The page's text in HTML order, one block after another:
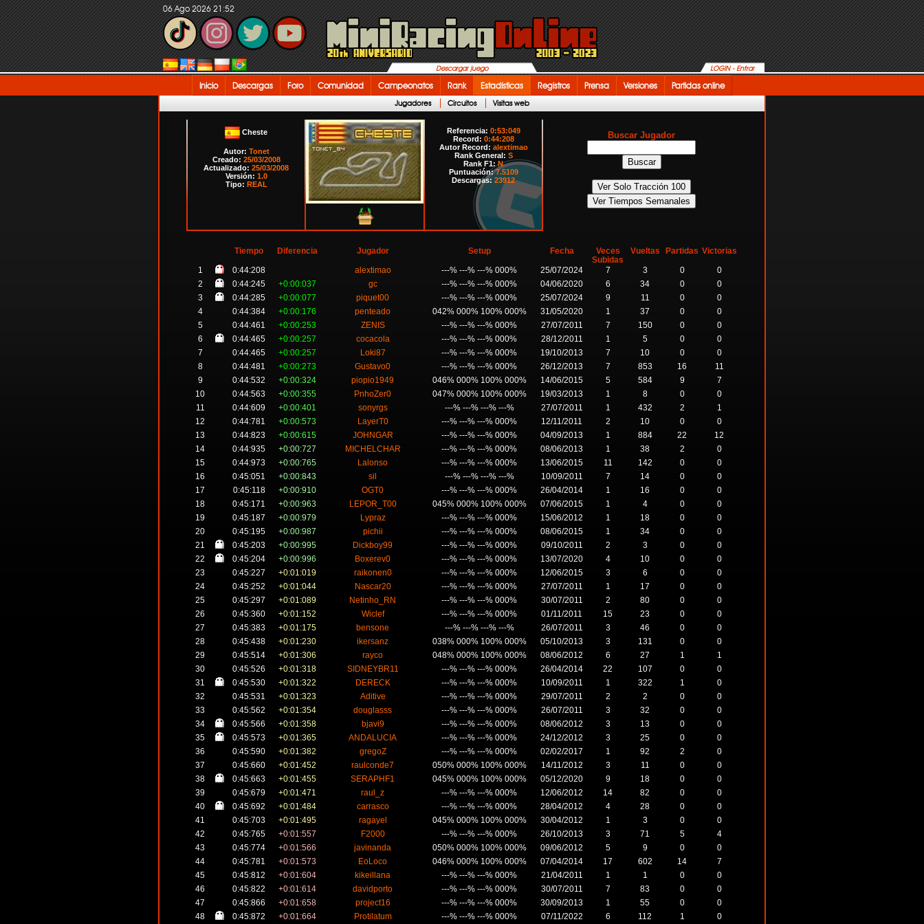
06 Ago 2026 21:52
Descargar juego LOGIN - Entrar
Inicio Descargas Foro Comunidad Campeonatos Rank Estadísticas Registros Prensa Versiones Partidas online
Jugadores Circuitos Visitas web
Buscar Jugador
Cheste
Autor: Tonet
Creado: 25/03/2008
Actualizado: 25/03/2008
Versión: 1.0
Tipo: REAL
Referencia: 0:53:049
Record: 0:44:208
Autor Record: alextimao
Rank General: S
Rank F1:N
Puntuación:7.5109
Descargas: 23912
Tiempo Diferencia Jugador Setup Fecha
Veces
Subidas
Vueltas Partidas Victorias
1 0:44:208 alextimao ---% ---% ---% 000% 25/07/2024 7 3 0
0
2
0:44:245 +0:00:037 gc ---% ---% ---% 000% 04/06/2020 6 34 0
0
3
0:44:285 +0:00:077 piquet00 ---% ---% ---% 000% 25/07/2024 9 11 0
0
4
0:44:384 +0:00:176 penteado 042% 000% 100% 000% 31/05/2020 1 37 0
0
5
0:44:461 +0:00:253 ZENIS ---% ---% ---% 000% 27/07/2011 7 150 0
0
6
0:44:465 +0:00:257 cocacola ---% ---% ---% 000% 28/12/2011 1 5 0
0
7
0:44:465 +0:00:257 Loki87 ---% ---% ---% 000% 19/10/2013 7 10 0
0
8
0:44:481 +0:00:273 Gustavo0 ---% ---% ---% 000% 26/12/2013 7 853 16
11
9
0:44:532 +0:00:324 piopio1949 046% 000% 100% 000% 14/06/2015 5 584 9
7
10
0:44:563 +0:00:355 PnhoZer0 047% 000% 100% 000% 19/03/2013 1 8 0
0
11
0:44:609 +0:00:401 sonyrgs ---% ---% ---% ---% 27/07/2011 1 432 2
1
12
0:44:781 +0:00:573 LayerT0 ---% ---% ---% 000% 12/11/2011 2 10 0
0
13
0:44:823 +0:00:615 JOHNGAR ---% ---% ---% 000% 04/09/2013 1 884 22
12
14
0:44:935 +0:00:727 MICHELCHAR ---% ---% ---% 000% 08/06/2013 1 38 2
0
15
0:44:973 +0:00:765 Lalonso ---% ---% ---% 000% 13/06/2015 11 142 0
0
16
0:45:051 +0:00:843 sil ---% ---% ---% ---% 10/09/2011 7 14 0
0
17
0:45:118 +0:00:910 OGT0 ---% ---% ---% 000% 26/04/2014 1 16 0
0
18
0:45:171 +0:00:963 LEPOR_T00 045% 000% 100% 000% 07/06/2015 1 4 0
0
19
0:45:187 +0:00:979 Lypraz ---% ---% ---% 000% 15/06/2012 1 18 0
0
20
0:45:195 +0:00:987 pichii ---% ---% ---% 000% 08/06/2015 1 34 0
0
21
0:45:203 +0:00:995 Dickboy99 ---% ---% ---% 000% 09/10/2011 2 3 0
0
22
0:45:204 +0:00:996 Boxerev0 ---% ---% ---% 000% 13/07/2020 4 10 0
0
23
0:45:227 +0:01:019 raikonen0 ---% ---% ---% 000% 12/06/2015 3 6 0
0
24
0:45:252 +0:01:044 Nascar20 ---% ---% ---% 000% 27/07/2011 1 17 0
0
25
0:45:297 +0:01:089 Netinho_RN ---% ---% ---% 000% 30/07/2011 2 80 0
0
26
0:45:360 +0:01:152 Wiclef ---% ---% ---% 000% 01/11/2011 15 23 0
0
27
0:45:383 +0:01:175 bensone ---% ---% ---% ---% 26/07/2011 3 46 0
0
28
0:45:438 +0:01:230 ikersanz 038% 000% 100% 000% 05/10/2013 3 131 0
0
29
0:45:514 +0:01:306 rayco 048% 000% 100% 000% 08/06/2012 6 27 1
1
30
0:45:526 +0:01:318 SIDNEYBR11 ---% ---% ---% 000% 26/04/2014 22 107 0
0
31
0:45:530 +0:01:322 DERECK ---% ---% ---% 000% 10/09/2011 1 322 1
0
32
0:45:531 +0:01:323 Aditive ---% ---% ---% 000% 29/07/2011 2 2 0
0
33
0:45:562 +0:01:354 douglasss ---% ---% ---% 000% 26/07/2011 3 32 0
0
34
0:45:566 +0:01:358 bjavi9 ---% ---% ---% 000% 08/06/2012 3 13 0
0
35
0:45:573 +0:01:365 ANDALUCIA ---% ---% ---% 000% 24/12/2012 3 25 0
0
36
0:45:590 +0:01:382 gregoZ ---% ---% ---% 000% 02/02/2017 1 92 2
0
37
0:45:660 +0:01:452 raulconde7 050% 000% 100% 000% 14/11/2012 3 11 0
0
38
0:45:663 +0:01:455 SERAPHF1 045% 000% 100% 000% 05/12/2020 9 18 0
0
39
0:45:679 +0:01:471 raul_z ---% ---% ---% 000% 12/06/2012 14 82 0
0
40
0:45:692 +0:01:484 carrasco ---% ---% ---% 000% 28/04/2012 4 28 0
0
41
0:45:703 +0:01:495 ragayel 045% 000% 100% 000% 30/04/2012 1 3 0
0
42
0:45:765 +0:01:557 F2000 ---% ---% ---% 000% 26/10/2013 3 71 5
4
43
0:45:774 +0:01:566 javinanda 050% 000% 100% 000% 09/06/2012 5 9 0
0
44
0:45:781 +0:01:573 EoLoco 046% 000% 100% 000% 07/04/2014 17 602 14
7
45
0:45:812 +0:01:604 kikeillana ---% ---% ---% 000% 21/04/2011 1 1 0
0
46
0:45:822 +0:01:614 davidporto ---% ---% ---% 000% 30/07/2011 7 83 0
0
47
0:45:866 +0:01:658 project16 ---% ---% ---% 000% 30/09/2013 1 55 0
0
48
0:45:872 +0:01:664 Protilatum ---% ---% ---% 000% 07/11/2022 6 112 1 0